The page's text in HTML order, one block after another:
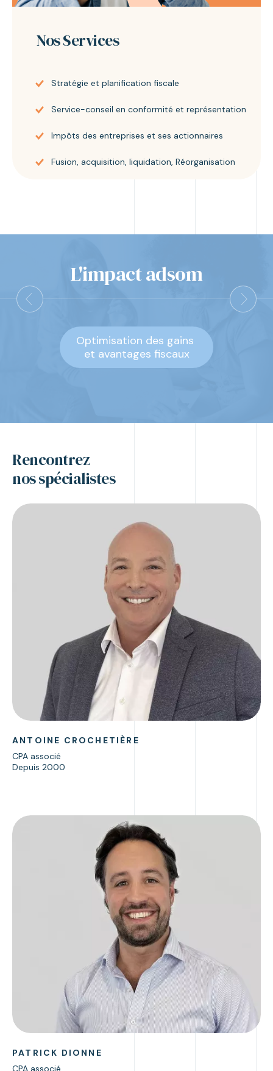
Nos Services
Stratégie et planification fiscale
Service-conseil en conformité et représentation
Impôts des entreprises et ses actionnaires
Fusion, acquisition, liquidation, Réorganisation
L'impact adsom
Optimisation des gains
et avantages fiscaux
Rencontrez
nos spécialistes
ANTOINE CROCHETIÈRE
CPA associé
Depuis 2000
PATRICK DIONNE
CPA associé